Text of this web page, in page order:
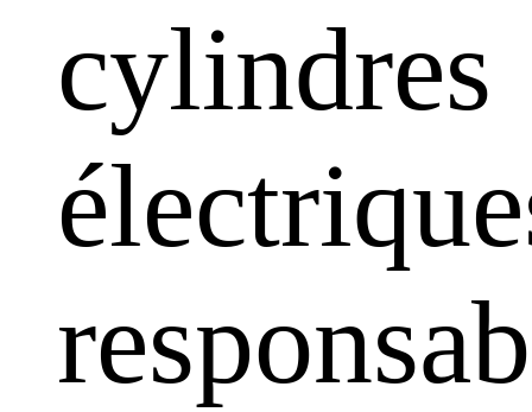
cylindres